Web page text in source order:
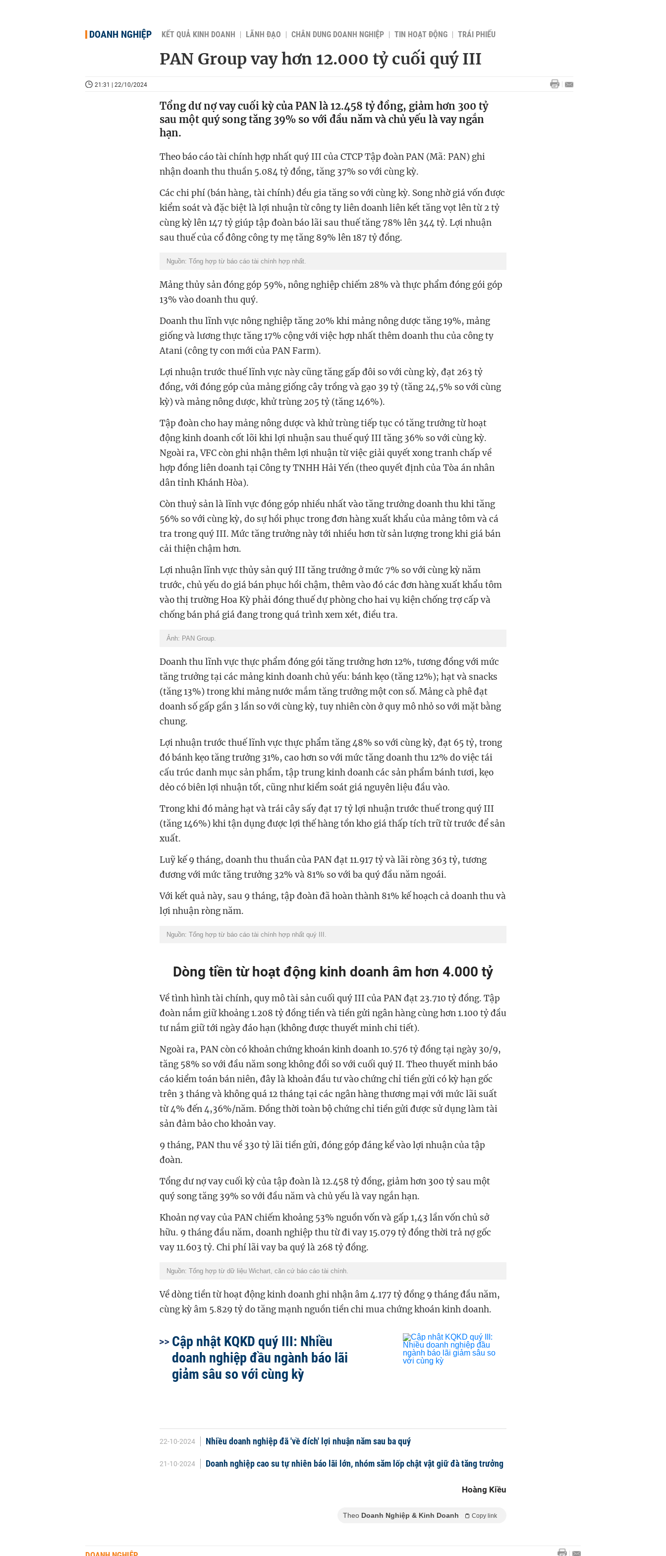
DOANH NGHIỆP KẾT QUẢ KINH DOANH LÃNH ĐẠO CHÂN DUNG DOANH NGHIỆP TIN HOẠT ĐỘNG TRÁI PHIẾU
PAN Group vay hơn 12.000 tỷ cuối quý III
21:31 | 22/10/2024
Tổng dư nợ vay cuối kỳ của PAN là 12.458 tỷ đồng, giảm hơn 300 tỷ
sau một quý song tăng 39% so với đầu năm và chủ yếu là vay ngắn
hạn.
Theo báo cáo tài chính hợp nhất quý III của CTCP Tập đoàn PAN (Mã: PAN) ghi
nhận doanh thu thuần 5.084 tỷ đồng, tăng 37% so với cùng kỳ.
Các chi phí (bán hàng, tài chính) đều gia tăng so với cùng kỳ. Song nhờ giá vốn được
kiểm soát và đặc biệt là lợi nhuận từ công ty liên doanh liên kết tăng vọt lên từ 2 tỷ
cùng kỳ lên 147 tỷ giúp tập đoàn báo lãi sau thuế tăng 78% lên 344 tỷ. Lợi nhuận
sau thuế của cổ đông công ty mẹ tăng 89% lên 187 tỷ đồng.
Nguồn: Tổng hợp từ báo cáo tài chính hợp nhất.
Mảng thủy sản đóng góp 59%, nông nghiệp chiếm 28% và thực phẩm đóng gói góp
13% vào doanh thu quý.
Doanh thu lĩnh vực nông nghiệp tăng 20% khi mảng nông dược tăng 19%, mảng
giống và lương thực tăng 17% cộng với việc hợp nhất thêm doanh thu của công ty
Atani (công ty con mới của PAN Farm).
Lợi nhuận trước thuế lĩnh vực này cũng tăng gấp đôi so với cùng kỳ, đạt 263 tỷ
đồng, với đóng góp của mảng giống cây trồng và gạo 39 tỷ (tăng 24,5% so với cùng
kỳ) và mảng nông dược, khử trùng 205 tỷ (tăng 146%).
Tập đoàn cho hay mảng nông dược và khử trùng tiếp tục có tăng trưởng từ hoạt
động kinh doanh cốt lõi khi lợi nhuận sau thuế quý III tăng 36% so với cùng kỳ.
Ngoài ra, VFC còn ghi nhận thêm lợi nhuận từ việc giải quyết xong tranh chấp về
hợp đồng liên doanh tại Công ty TNHH Hải Yến (theo quyết định của Tòa án nhân
dân tỉnh Khánh Hòa).
Còn thuỷ sản là lĩnh vực đóng góp nhiều nhất vào tăng trưởng doanh thu khi tăng
56% so với cùng kỳ, do sự hồi phục trong đơn hàng xuất khẩu của mảng tôm và cá
tra trong quý III. Mức tăng trưởng này tới nhiều hơn từ sản lượng trong khi giá bán
cải thiện chậm hơn.
Lợi nhuận lĩnh vực thủy sản quý III tăng trưởng ở mức 7% so với cùng kỳ năm
trước, chủ yếu do giá bán phục hồi chậm, thêm vào đó các đơn hàng xuất khẩu tôm
vào thị trường Hoa Kỳ phải đóng thuế dự phòng cho hai vụ kiện chống trợ cấp và
chống bán phá giá đang trong quá trình xem xét, điều tra.
Ảnh: PAN Group.
Doanh thu lĩnh vực thực phẩm đóng gói tăng trưởng hơn 12%, tương đồng với mức
tăng trưởng tại các mảng kinh doanh chủ yếu: bánh kẹo (tăng 12%); hạt và snacks
(tăng 13%) trong khi mảng nước mắm tăng trưởng một con số. Mảng cà phê đạt
doanh số gấp gần 3 lần so với cùng kỳ, tuy nhiên còn ở quy mô nhỏ so với mặt bằng
chung.
Lợi nhuận trước thuế lĩnh vực thực phẩm tăng 48% so với cùng kỳ, đạt 65 tỷ, trong
đó bánh kẹo tăng trưởng 31%, cao hơn so với mức tăng doanh thu 12% do việc tái
cấu trúc danh mục sản phẩm, tập trung kinh doanh các sản phẩm bánh tươi, kẹo
dẻo có biên lợi nhuận tốt, cũng như kiểm soát giá nguyên liệu đầu vào.
Trong khi đó mảng hạt và trái cây sấy đạt 17 tỷ lợi nhuận trước thuế trong quý III
(tăng 146%) khi tận dụng được lợi thế hàng tồn kho giá thấp tích trữ từ trước để sản
xuất.
Luỹ kế 9 tháng, doanh thu thuần của PAN đạt 11.917 tỷ và lãi ròng 363 tỷ, tương
đương với mức tăng trưởng 32% và 81% so với ba quý đầu năm ngoái.
Với kết quả này, sau 9 tháng, tập đoàn đã hoàn thành 81% kế hoạch cả doanh thu và
lợi nhuận ròng năm.
Nguồn: Tổng hợp từ báo cáo tài chính hợp nhất quý III.
Dòng tiền từ hoạt động kinh doanh âm hơn 4.000 tỷ
Về tình hình tài chính, quy mô tài sản cuối quý III của PAN đạt 23.710 tỷ đồng. Tập
đoàn nắm giữ khoảng 1.208 tỷ đồng tiền và tiền gửi ngân hàng cùng hơn 1.100 tỷ đầu
tư nắm giữ tới ngày đáo hạn (không được thuyết minh chi tiết).
Ngoài ra, PAN còn có khoản chứng khoán kinh doanh 10.576 tỷ đồng tại ngày 30/9,
tăng 58% so với đầu năm song không đổi so với cuối quý II. Theo thuyết minh báo
cáo kiểm toán bán niên, đây là khoản đầu tư vào chứng chỉ tiền gửi có kỳ hạn gốc
trên 3 tháng và không quá 12 tháng tại các ngân hàng thương mại với mức lãi suất
từ 4% đến 4,36%/năm. Đồng thời toàn bộ chứng chỉ tiền gửi được sử dụng làm tài
sản đảm bảo cho khoản vay.
9 tháng, PAN thu về 330 tỷ lãi tiền gửi, đóng góp đáng kể vào lợi nhuận của tập
đoàn.
Tổng dư nợ vay cuối kỳ của tập đoàn là 12.458 tỷ đồng, giảm hơn 300 tỷ sau một
quý song tăng 39% so với đầu năm và chủ yếu là vay ngắn hạn.
Khoản nợ vay của PAN chiếm khoảng 53% nguồn vốn và gấp 1,43 lần vốn chủ sở
hữu. 9 tháng đầu năm, doanh nghiệp thu từ đi vay 15.079 tỷ đồng thời trả nợ gốc
vay 11.603 tỷ. Chi phí lãi vay ba quý là 268 tỷ đồng.
Nguồn: Tổng hợp từ dữ liệu Wichart, căn cứ báo cáo tài chính.
Về dòng tiền từ hoạt động kinh doanh ghi nhận âm 4.177 tỷ đồng 9 tháng đầu năm,
cùng kỳ âm 5.829 tỷ do tăng mạnh nguồn tiền chi mua chứng khoán kinh doanh.
Cập nhật KQKD quý III: Nhiều
doanh nghiệp đầu ngành báo lãi
giảm sâu so với cùng kỳ
22-10-2024 Nhiều doanh nghiệp đã 'về đích' lợi nhuận năm sau ba quý
21-10-2024 Doanh nghiệp cao su tự nhiên báo lãi lớn, nhóm săm lốp chật vật giữ đà tăng trưởng
Hoàng Kiều
Theo Doanh Nghiệp & Kinh Doanh Copy link